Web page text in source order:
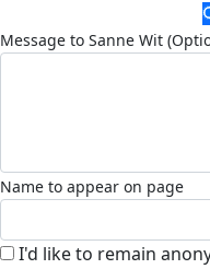
Message to Sanne Wit
Name to appear on page
I'd like to remain